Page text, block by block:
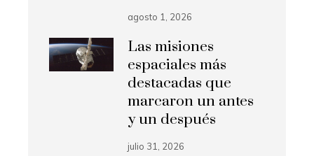
agosto 1, 2026
Las misiones
espaciales más
destacadas que
marcaron un antes
y un después
julio 31, 2026